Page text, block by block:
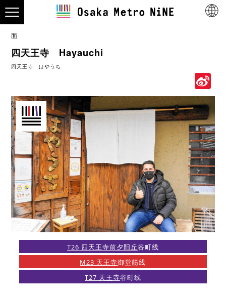
面
四天王寺 Hayauchi
四天王寺 はやうち
T26 四天王寺前夕阳丘谷町线
M23 天王寺御堂筋线
T27 天王寺谷町线